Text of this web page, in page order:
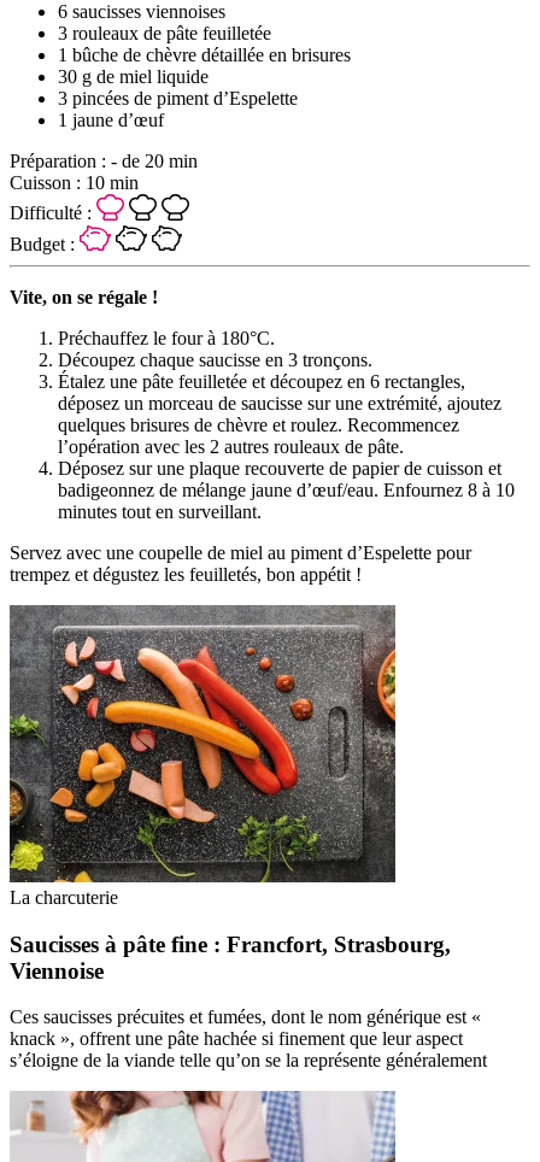
6 saucisses viennoises
3 rouleaux de pâte feuilletée
1 bûche de chèvre détaillée en brisures
30 g de miel liquide
3 pincées de piment d’Espelette
1 jaune d’œuf
Préparation : - de 20 min
Cuisson : 10 min
Difficulté :
Budget :
Vite, on se régale !
Préchauffez le four à 180°C.
Découpez chaque saucisse en 3 tronçons.
Étalez une pâte feuilletée et découpez en 6 rectangles,
déposez un morceau de saucisse sur une extrémité, ajoutez
quelques brisures de chèvre et roulez. Recommencez
l’opération avec les 2 autres rouleaux de pâte.
Déposez sur une plaque recouverte de papier de cuisson et
badigeonnez de mélange jaune d’œuf/eau. Enfournez 8 à 10
minutes tout en surveillant.
Servez avec une coupelle de miel au piment d’Espelette pour
trempez et dégustez les feuilletés, bon appétit !
La charcuterie
Saucisses à pâte fine : Francfort, Strasbourg,
Viennoise
Ces saucisses précuites et fumées, dont le nom générique est «
knack », offrent une pâte hachée si finement que leur aspect
s’éloigne de la viande telle qu’on se la représente généralement